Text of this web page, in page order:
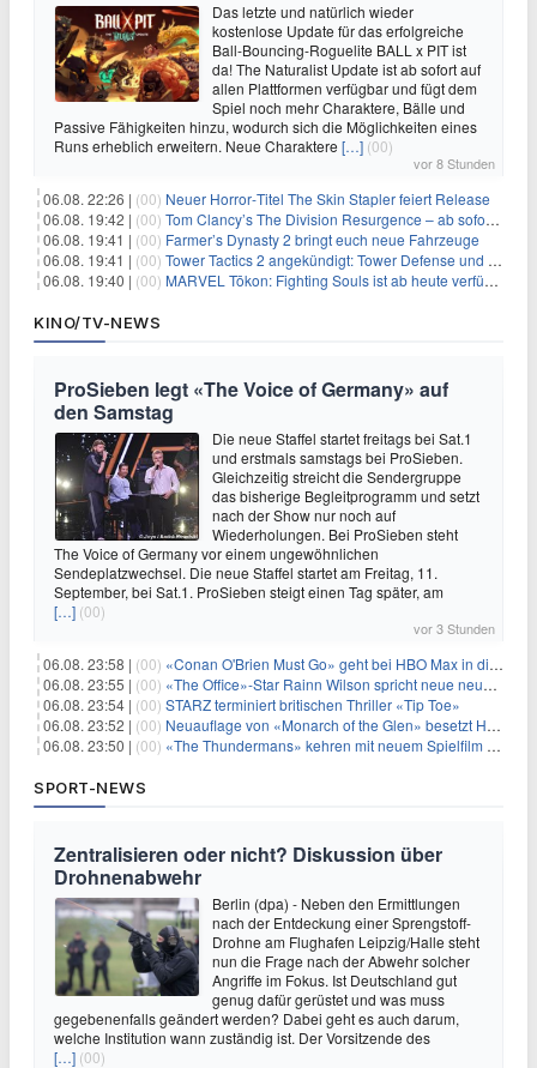
Das letzte und natürlich wieder
kostenlose Update für das erfolgreiche
Ball-Bouncing-Roguelite BALL x PIT ist
da! The Naturalist Update ist ab sofort auf
allen Plattformen verfügbar und fügt dem
Spiel noch mehr Charaktere, Bälle und
Passive Fähigkeiten hinzu, wodurch sich die Möglichkeiten eines
Runs erheblich erweitern. Neue Charaktere […] (00)
vor 8 Stunden
06.08. 22:26 | (00) Neuer Horror‑Titel The Skin Stapler feiert Release
06.08. 19:42 | (00) Tom Clancy’s The Division Resurgence – ab sofort für euch verfügbar
06.08. 19:41 | (00) Farmer’s Dynasty 2 bringt euch neue Fahrzeuge
06.08. 19:41 | (00) Tower Tactics 2 angekündigt: Tower Defense und Deckbuilding Kombo kehrt zurück
06.08. 19:40 | (00) MARVEL Tōkon: Fighting Souls ist ab heute verfügbar
KINO/TV-NEWS
ProSieben legt «The Voice of Germany» auf
den Samstag
Die neue Staffel startet freitags bei Sat.1
und erstmals samstags bei ProSieben.
Gleichzeitig streicht die Sendergruppe
das bisherige Begleitprogramm und setzt
nach der Show nur noch auf
Wiederholungen. Bei ProSieben steht
The Voice of Germany vor einem ungewöhnlichen
Sendeplatzwechsel. Die neue Staffel startet am Freitag, 11.
September, bei Sat.1. ProSieben steigt einen Tag später, am
[…] (00)
vor 3 Stunden
06.08. 23:58 | (00) «Conan O'Brien Must Go» geht bei HBO Max in die dritte Runde
06.08. 23:55 | (00) «The Office»-Star Rainn Wilson spricht neue neuseeländische Serie «Settling»
06.08. 23:54 | (00) STARZ terminiert britischen Thriller «Tip Toe»
06.08. 23:52 | (00) Neuauflage von «Monarch of the Glen» besetzt Hauptrollen
06.08. 23:50 | (00) «The Thundermans» kehren mit neuem Spielfilm zurück
SPORT-NEWS
Zentralisieren oder nicht? Diskussion über
Drohnenabwehr
Berlin (dpa) - Neben den Ermittlungen
nach der Entdeckung einer Sprengstoff-
Drohne am Flughafen Leipzig/Halle steht
nun die Frage nach der Abwehr solcher
Angriffe im Fokus. Ist Deutschland gut
genug dafür gerüstet und was muss
gegebenenfalls geändert werden? Dabei geht es auch darum,
welche Institution wann zuständig ist. Der Vorsitzende des
[…] (00)